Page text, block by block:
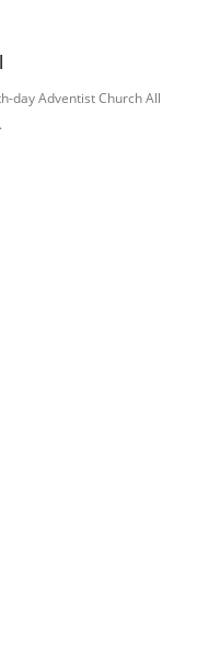
day Adventist Church All